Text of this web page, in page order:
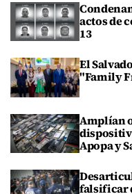
actos de
13
El
"Family
Amplían
Apopa y
falsificar